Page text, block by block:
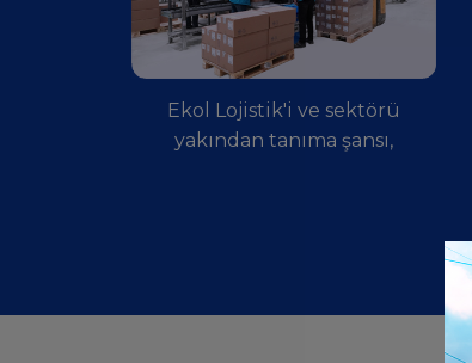
Ekol Lojistik'i ve sektörü
yakından tanıma şansı,